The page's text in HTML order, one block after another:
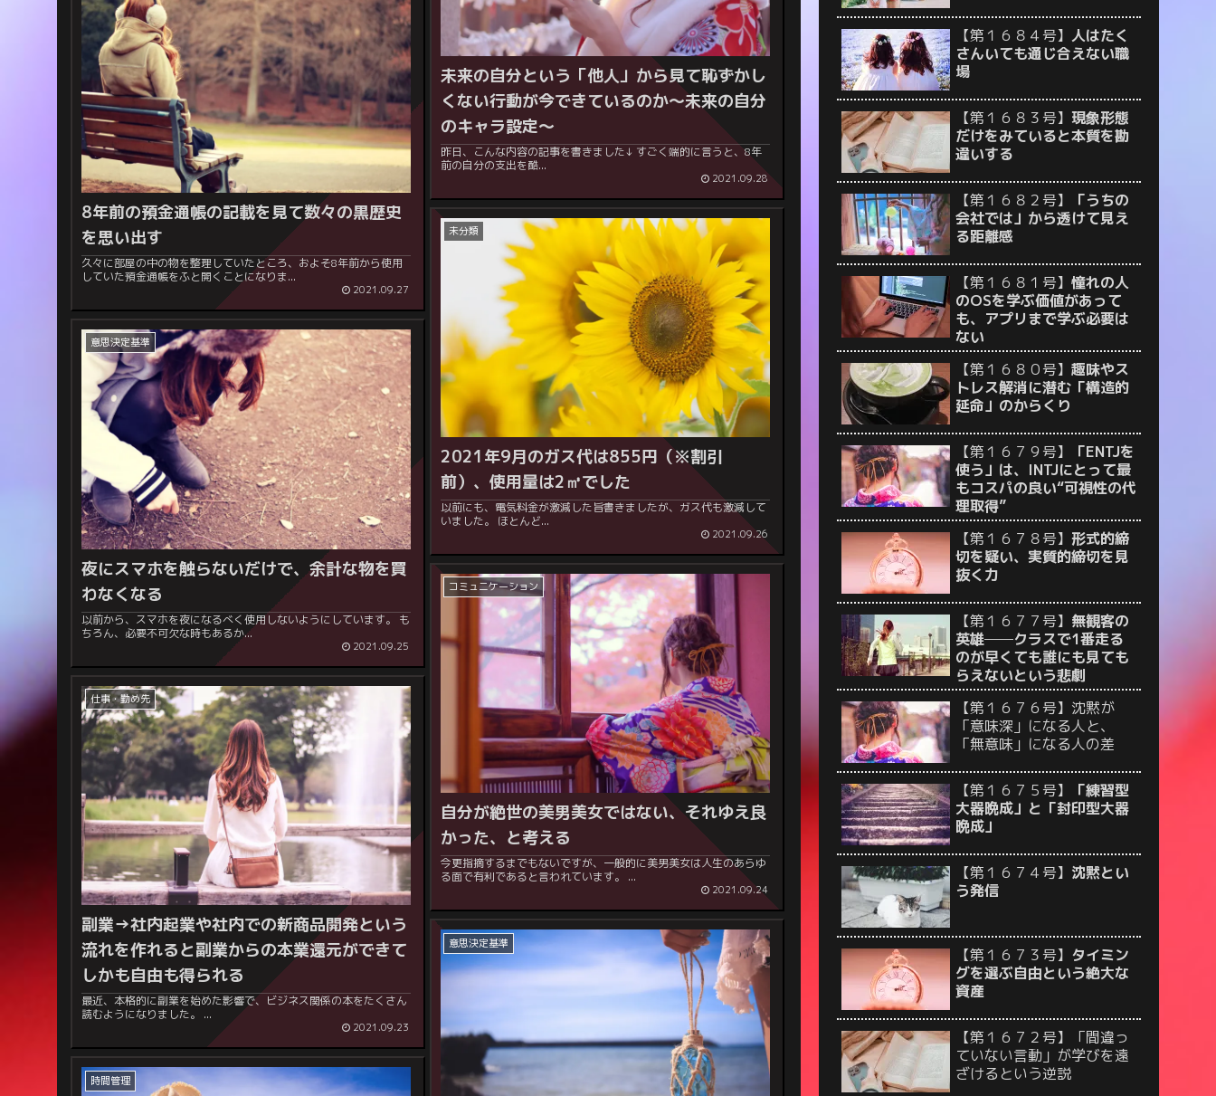
未来の自分という「他人」から見て恥ずかし
くない行動が今できているのか～未来の自分
のキャラ設定～
昨日、こんな内容の記事を書きました↓ すごく端的に言うと、8年
前の自分の支出を酷...
2021.09.28
8年前の預金通帳の記載を見て数々の黒歴史
を思い出す
久々に部屋の中の物を整理していたところ、およそ8年前から使用
していた預金通帳をふと開くことになりま...
2021.09.27
未分類
2021年9月のガス代は855円（※割引
前）、使用量は2㎥でした
以前にも、電気料金が激減した旨書きましたが、ガス代も激減して
いました。 ほとんど...
2021.09.26
意思決定基準
夜にスマホを触らないだけで、余計な物を買
わなくなる
以前から、スマホを夜になるべく使用しないようにしています。 も
ちろん、必要不可欠な時もあるか...
2021.09.25
コミュニケーション
自分が絶世の美男美女ではない、それゆえ良
かった、と考える
今更指摘するまでもないですが、一般的に美男美女は人生のあらゆ
る面で有利であると言われています。 ...
2021.09.24
仕事・勤め先
副業→社内起業や社内での新商品開発という
流れを作れると副業からの本業還元ができて
しかも自由も得られる
最近、本格的に副業を始めた影響で、ビジネス関係の本をたくさん
読むようになりました。 ...
2021.09.23
意思決定基準
時間管理
【第１６８４号】 人はたく
さんいても通じ合えない職
場
【第１６８３号】 現象形態
だけをみていると本質を勘
違いする
【第１６８２号】
「うちの
会社では」から透けて見え
る距離感
【第１６８１号】 憧れの人
のOSを学ぶ価値があって
も、アプリまで学ぶ必要は
ない
【第１６８０号】 趣味やス
トレス解消に潜む「構造的
延命」のからくり
【第１６７９号】
「ENTJを
使う」は、INTJにとって最
もコスパの良い“可視性の代
理取得”
【第１６７８号】 形式的締
切を疑い、実質的締切を見
抜く力
【第１６７７号】 無観客の
英雄──クラスで1番走る
のが早くても誰にも見ても
らえないという悲劇
【第１６７６号】沈黙が
「意味深」になる人と、
「無意味」になる人の差
【第１６７５号】
「練習型
大器晩成」と「封印型大器
晩成」
【第１６７４号】 沈黙とい
う発信
【第１６７３号】 タイミン
グを選ぶ自由という絶大な
資産
【第１６７２号】「間違っ
ていない言動」が学びを遠
ざけるという逆説